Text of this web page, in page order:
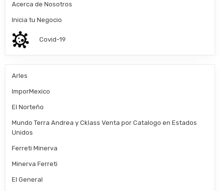
Acerca de Nosotros
Inicia tu Negocio
Covid-19
Arles
ImporMexico
El Norteño
Mundo Terra Andrea y Cklass Venta por Catalogo en Estados
Unidos
Ferreti Minerva
Minerva Ferreti
El General